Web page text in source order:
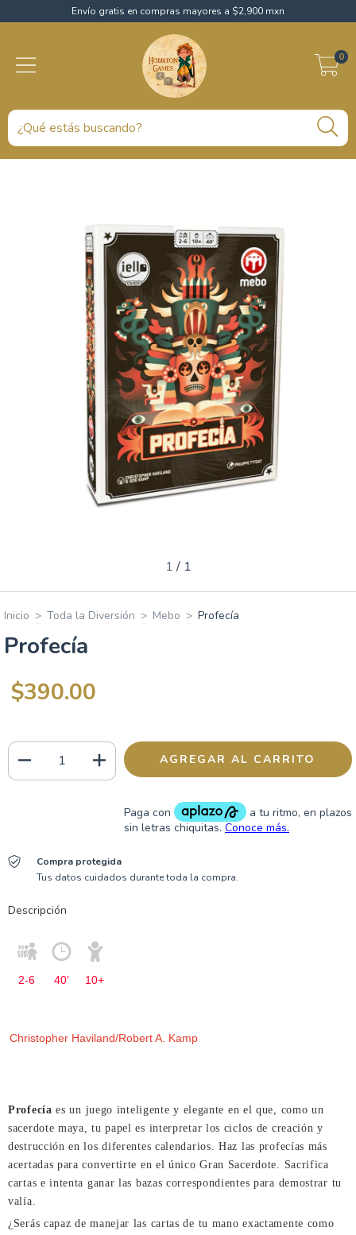
Envío gratis en compras mayores a $2,900 mxn
0
1 / 1
Inicio > Toda la Diversión > Mebo > Profecía
Profecía
$390.00
Compra protegida
Tus datos cuidados durante toda la compra.
Descripción
2-6 40' 10+
Christopher Haviland/Robert A. Kamp
Profecía es un juego inteligente y elegante en el que, como un
sacerdote maya, tu papel es interpretar los ciclos de creación y
destrucción en los diferentes calendarios. Haz las profecías más
acertadas para convertirte en el único Gran Sacerdote. Sacrifica
cartas e intenta ganar las bazas correspondientes para demostrar tu
valía.
¿Serás capaz de manejar las cartas de tu mano exactamente como